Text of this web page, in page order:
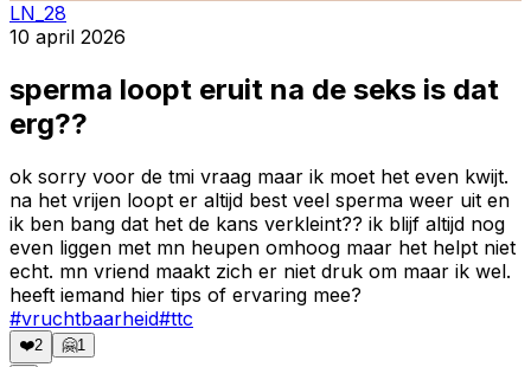
LN_28
10 april 2026
sperma loopt eruit na de seks is dat
erg??
ok sorry voor de tmi vraag maar ik moet het even kwijt.
na het vrijen loopt er altijd best veel sperma weer uit en
ik ben bang dat het de kans verkleint?? ik blijf altijd nog
even liggen met mn heupen omhoog maar het helpt niet
echt. mn vriend maakt zich er niet druk om maar ik wel.
heeft iemand hier tips of ervaring mee?
#vruchtbaarheid#ttc
❤️2 🤗1